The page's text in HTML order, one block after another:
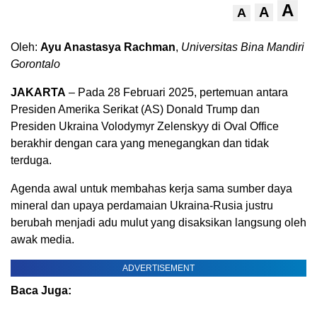
A A A
Oleh: Ayu Anastasya Rachman, Universitas Bina Mandiri
Gorontalo
JAKARTA – Pada 28 Februari 2025, pertemuan antara
Presiden Amerika Serikat (AS) Donald Trump dan
Presiden Ukraina Volodymyr Zelenskyy di Oval Office
berakhir dengan cara yang menegangkan dan tidak
terduga.
Agenda awal untuk membahas kerja sama sumber daya
mineral dan upaya perdamaian Ukraina-Rusia justru
berubah menjadi adu mulut yang disaksikan langsung oleh
awak media.
ADVERTISEMENT
Baca Juga: